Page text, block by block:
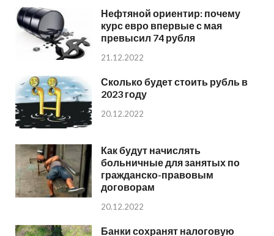
Нефтяной ориентир: почему
курс евро впервые с мая
превысил 74 рубля
21.12.2022
Сколько будет стоить рубль в
2023 году
20.12.2022
Как будут начислять
больничные для занятых по
гражданско-правовым
договорам
20.12.2022
Банки сохранят налоговую